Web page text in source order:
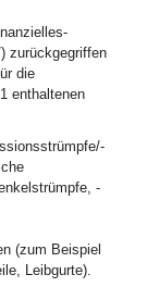
zurückgegriffen
die
enthaltenen
-
(zum Beispiel
Leibgurte).